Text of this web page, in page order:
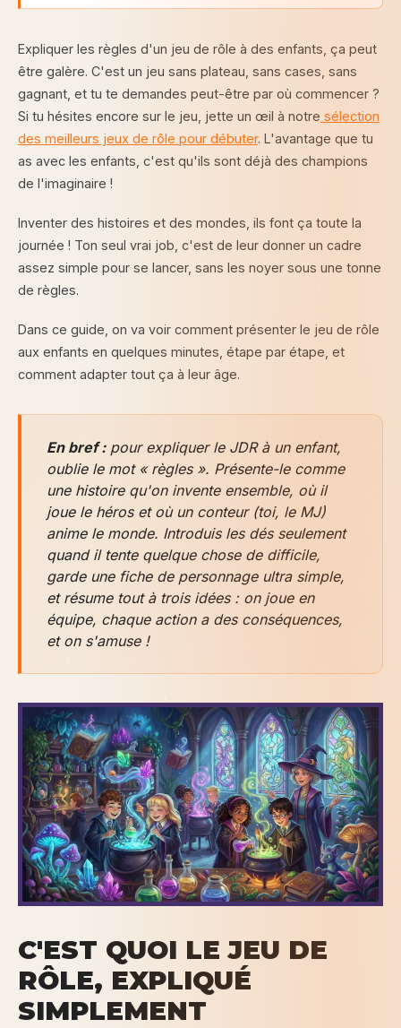
Expliquer les règles d'un jeu de rôle à des enfants, ça peut
être galère. C'est un jeu sans plateau, sans cases, sans
gagnant, et tu te demandes peut-être par où commencer ?
Si tu hésites encore sur le jeu, jette un œil à notre sélection
des meilleurs jeux de rôle pour débuter. L'avantage que tu
as avec les enfants, c'est qu'ils sont déjà des champions
de l'imaginaire !
Inventer des histoires et des mondes, ils font ça toute la
journée ! Ton seul vrai job, c'est de leur donner un cadre
assez simple pour se lancer, sans les noyer sous une tonne
de règles.
Dans ce guide, on va voir comment présenter le jeu de rôle
aux enfants en quelques minutes, étape par étape, et
comment adapter tout ça à leur âge.
En bref :pour expliquer le JDR à un enfant,
oublie le mot « règles ». Présente-le comme
une histoire qu'on invente ensemble, où il
joue le héros et où un conteur (toi, le MJ)
anime le monde. Introduis les dés seulement
quand il tente quelque chose de difficile,
garde une fiche de personnage ultra simple,
et résume tout à trois idées : on joue en
équipe, chaque action a des conséquences,
et on s'amuse !
C'EST QUOI LE JEU DE
RÔLE, EXPLIQUÉ
SIMPLEMENT